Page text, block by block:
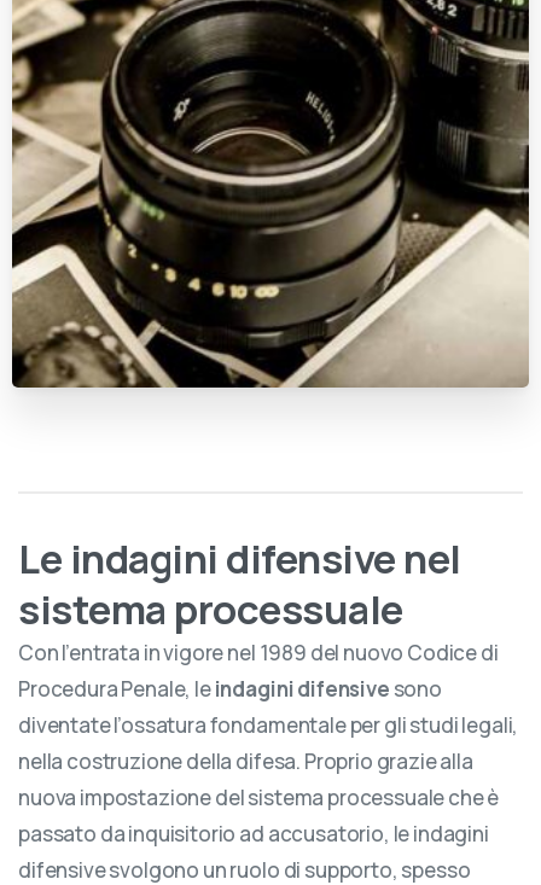
Le indagini difensive nel
sistema processuale
Con l’entrata in vigore nel 1989 del nuovo Codice di
Procedura Penale, leindagini difensive sono
diventate l’ossatura fondamentale per gli studi legali,
nella costruzione della difesa. Proprio grazie alla
nuova impostazione del sistema processuale che è
passato da inquisitorio ad accusatorio, le indagini
difensive svolgono un ruolo di supporto, spesso